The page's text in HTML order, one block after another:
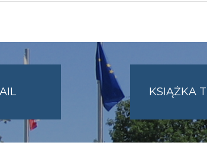
NA
UMWO@OPOLSKIE.PL
KSIĄŻKA